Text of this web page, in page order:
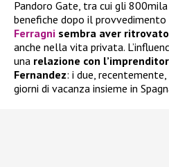
Pandoro Gate, tra cui gli
benefiche dopo il
Ferragni sembra aver
anche nella vita privata.
una relazione con
Fernandez: i due,
giorni di vacanza insieme in